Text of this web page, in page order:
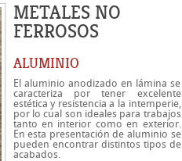
METALES NO
FERROSOS
ALUMINIO
El aluminio anodizado en lámina se
caracteriza por tener excelente
estética y resistencia a la intemperie,
por lo cual son ideales para trabajos
tanto en interior como en exterior.
En esta presentación de aluminio se
pueden encontrar distintos tipos de
acabados.